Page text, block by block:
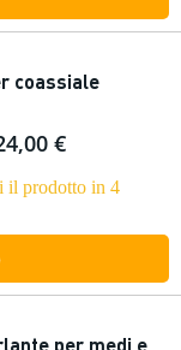
coassiale
€
il prodotto in 4
per medi e